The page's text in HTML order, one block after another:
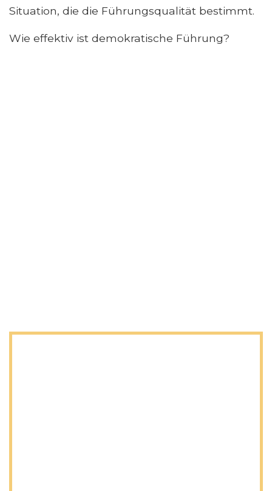
Situation, die die Führungsqualität bestimmt.
Wie effektiv ist demokratische Führung?